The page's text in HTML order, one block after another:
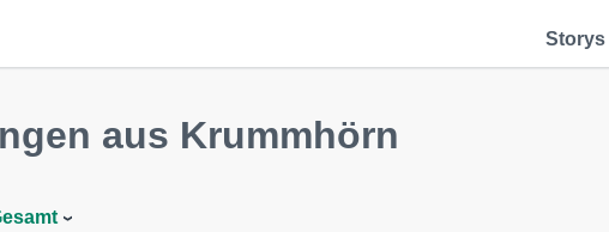
Storys
aus Krummhörn